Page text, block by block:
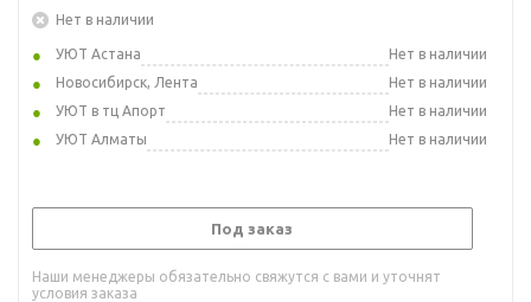
Нет в наличии
УЮТ Астана
Нет в наличии
Новосибирск, Лента
Нет в наличии
УЮТ в тц Апорт
Нет в наличии
УЮТ Алматы
Нет в наличии
Под заказ
Наши менеджеры обязательно свяжутся с вами и уточнят
условия заказа